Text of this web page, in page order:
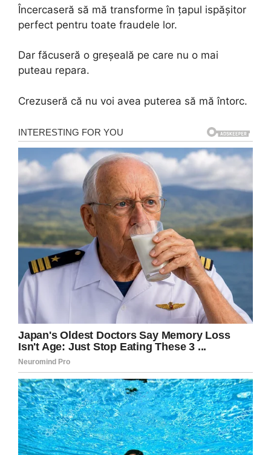
Încercaseră să mă transforme în țapul ispășitor
perfect pentru toate fraudele lor.
Dar făcuseră o greșeală pe care nu o mai
puteau repara.
Crezuseră că nu voi avea puterea să mă întorc.